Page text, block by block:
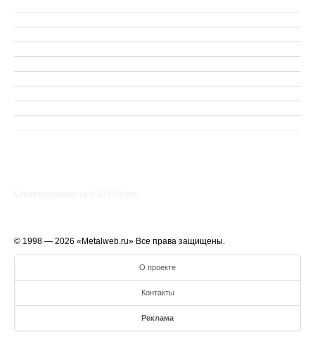
© 1998 — 2026 «Metalweb.ru» Все права защищены.
О проекте
Контакты
Реклама